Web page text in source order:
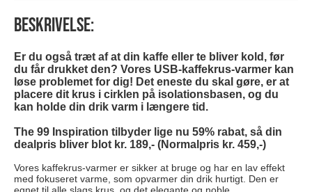
Beskrivelse:
Er du også træt af at din kaffe eller te bliver kold, før
du får drukket den? Vores USB-kaffekrus-varmer kan
løse problemet for dig! Det eneste du skal gøre, er at
placere dit krus i cirklen på isolationsbasen, og du
kan holde din drik varm i længere tid.
The 99 Inspiration tilbyder lige nu 59% rabat, så din
dealpris bliver blot kr. 189,- (Normalpris kr. 459,-)
Vores kaffekrus-varmer er sikker at bruge og har en lav effekt
med fokuseret varme, som opvarmer din drik hurtigt. Den er